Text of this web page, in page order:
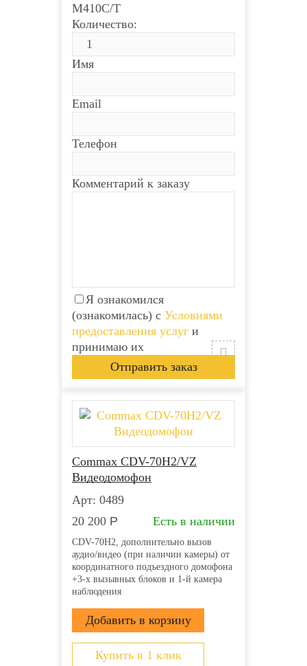
М410C/T
Количество:
Имя
Email
Телефон
Комментарий к заказу
Я ознакомился
(ознакомилась) с Условиями
предоставления услуг и
принимаю их
Commax CDV-70H2/VZ
Видеодомофон
Арт: 0489
20 200 Р Есть в наличии
CDV-70H2, дополнительно вызов
аудио/видео (при наличии камеры) от
координатного подъездного домофона
+3-х вызывных блоков и 1-й камера
наблюдения
Купить в 1 клик